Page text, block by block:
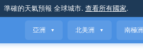
準確的天氣預報 全球城市. 查看所有國家.
亞洲 ▼ 北美洲 ▼ 南極洲